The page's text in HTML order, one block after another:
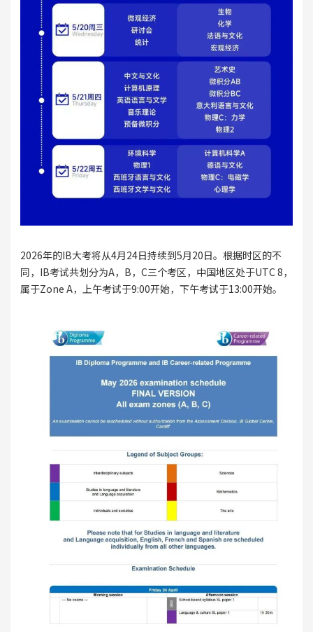
2026年的IB大考将从4月24日持续到5月20日。根据时区的不
同，IB考试共划分为A，B，C三个考区，中国地区处于UTC 8，
属于Zone A，上午考试于9:00开始，下午考试于13:00开始。